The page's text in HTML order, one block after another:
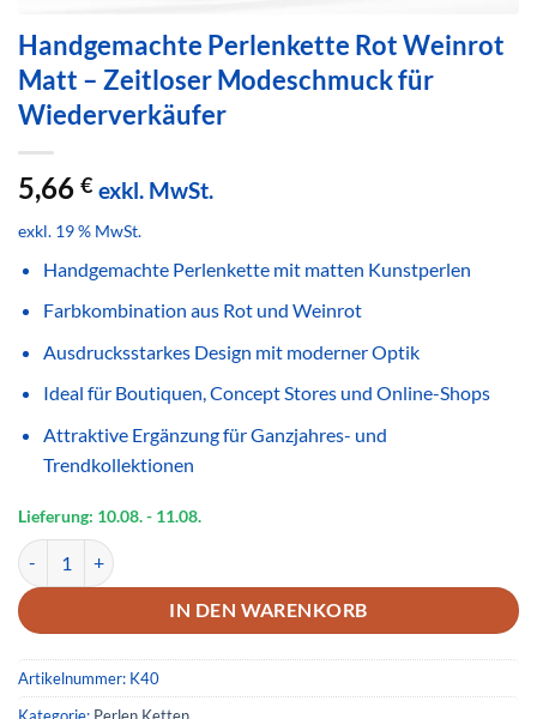
Handgemachte Perlenkette Rot Weinrot
Matt – Zeitloser Modeschmuck für
Wiederverkäufer
5,66 € exkl. MwSt.
exkl. 19 % MwSt.
Handgemachte Perlenkette mit matten Kunstperlen
Farbkombination aus Rot und Weinrot
Ausdrucksstarkes Design mit moderner Optik
Ideal für Boutiquen, Concept Stores und Online-Shops
Attraktive Ergänzung für Ganzjahres- und
Trendkollektionen
Lieferung: 10.08.- 11.08.
Handgemachte Perlenkette Rot Weinrot Matt – Zeitloser
IN DEN WARENKORB
Artikelnummer: K40
Kategorie: Perlen Ketten